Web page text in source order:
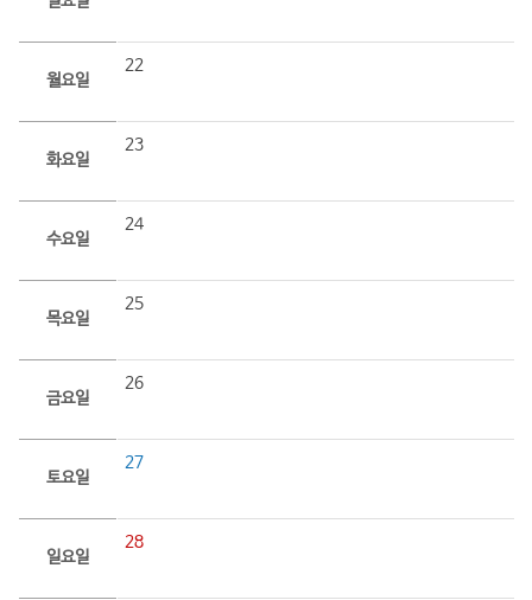
월요일
22
화요일
23
수요일
24
목요일
25
금요일
26
토요일
27
일요일
28